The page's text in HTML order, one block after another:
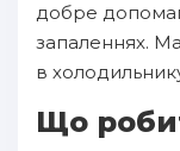
добре
запаленнях.
в
Що